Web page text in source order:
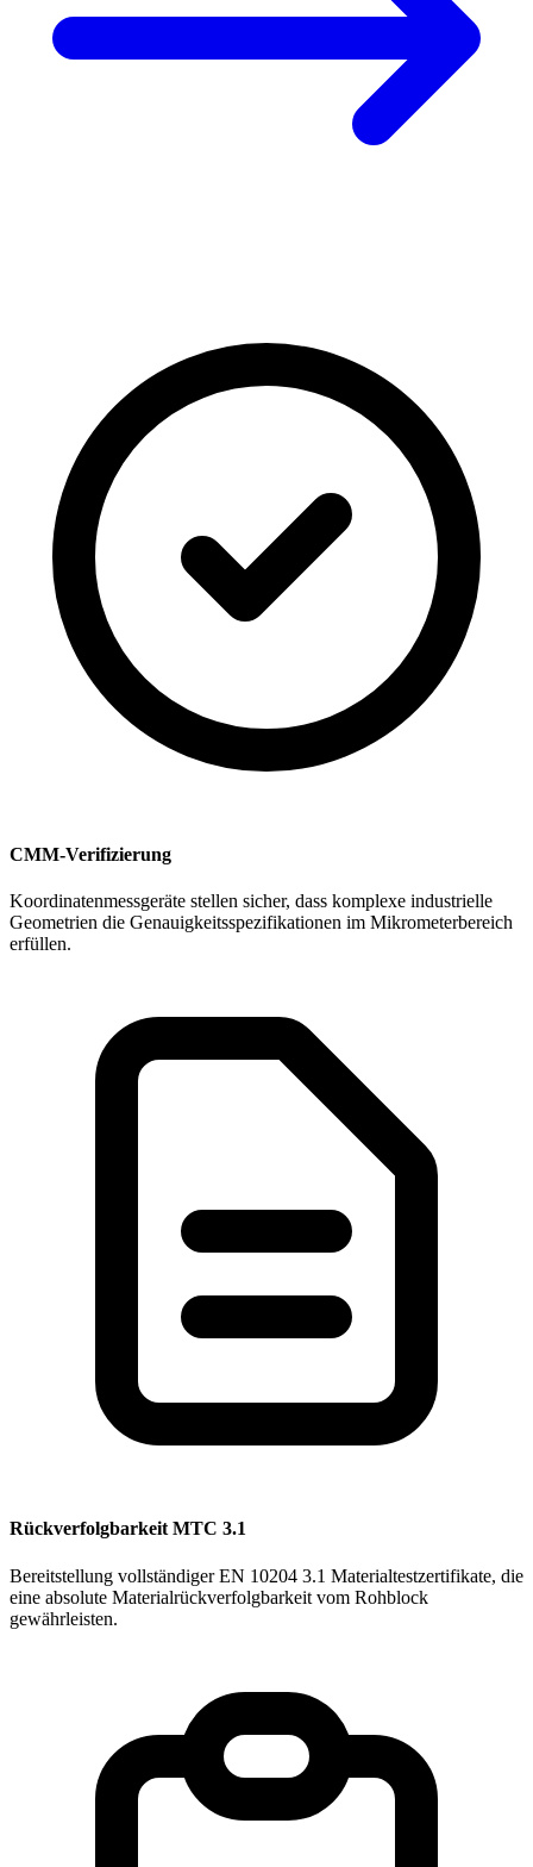
CMM-Verifizierung
Koordinatenmessgeräte stellen sicher, dass komplexe industrielle
Geometrien die Genauigkeitsspezifikationen im Mikrometerbereich
erfüllen.
Rückverfolgbarkeit MTC 3.1
Bereitstellung vollständiger EN 10204 3.1 Materialtestzertifikate, die
eine absolute Materialrückverfolgbarkeit vom Rohblock
gewährleisten.